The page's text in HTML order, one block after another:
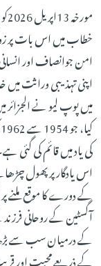
خطاب میں اس بات پر
امن جوانصاف اور
اپنی تہذیبی وراثت میں
کی یاد میں قائم کی گئی
اس یادگار پر پھول
کے دورے کا موقع ملنے
آگسٹین کے روحانی
کے درمیان سب سے بڑھ
کے ذریعے محبت اور